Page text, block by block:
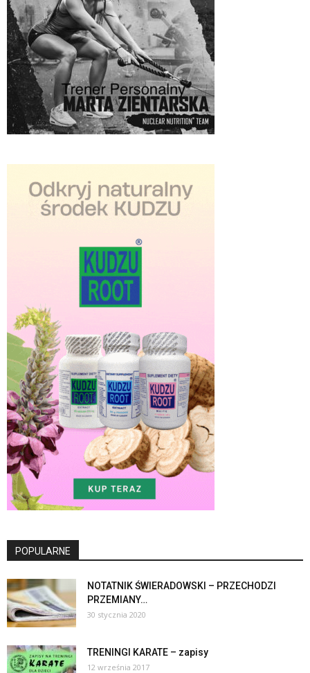
POPULARNE
NOTATNIK ŚWIERADOWSKI – PRZECHODZI
PRZEMIANY…
30 stycznia 2020
TRENINGI KARATE – zapisy
12 września 2017